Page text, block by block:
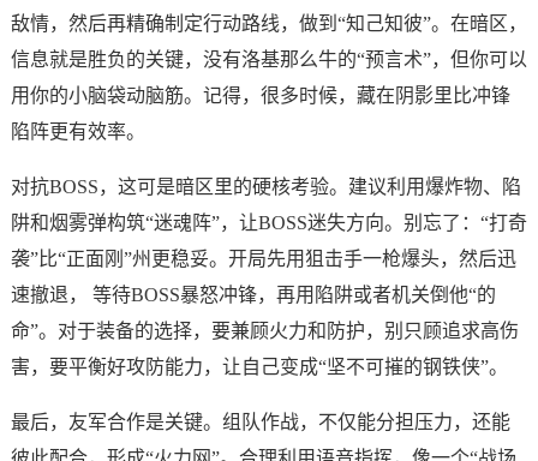
敌情，然后再精确制定行动路线，做到“知己知彼”。在暗区，
信息就是胜负的关键，没有洛基那么牛的“预言术”，但你可以
用你的小脑袋动脑筋。记得，很多时候，藏在阴影里比冲锋
陷阵更有效率。
对抗BOSS，这可是暗区里的硬核考验。建议利用爆炸物、陷
阱和烟雾弹构筑“迷魂阵”，让BOSS迷失方向。别忘了：“打奇
袭”比“正面刚”州更稳妥。开局先用狙击手一枪爆头，然后迅
速撤退， 等待BOSS暴怒冲锋，再用陷阱或者机关倒他“的
命”。对于装备的选择，要兼顾火力和防护，别只顾追求高伤
害，要平衡好攻防能力，让自己变成“坚不可摧的钢铁侠”。
最后，友军合作是关键。组队作战，不仅能分担压力，还能